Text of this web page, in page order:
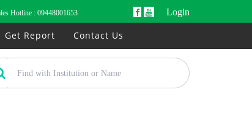
Hotline : 09448001653 Login
Get Report Contact Us